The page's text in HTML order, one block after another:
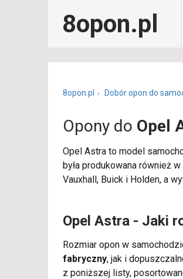
8opon.pl
8opon.pl Dobór opon do
Opony do Opel
Opel Astra to model
była produkowana również
Vauxhall, Buick i Holden, a
Opel Astra - Jaki
Rozmiar opon w
fabryczny, jak i
z poniższej listy,